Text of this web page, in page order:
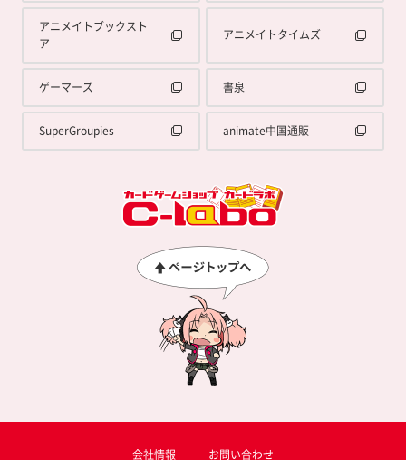
アニメイトブックスト
ア
アニメイトタイムズ
ゲーマーズ 書泉
SuperGroupies animate中国通販
会社情報 お問い合わせ